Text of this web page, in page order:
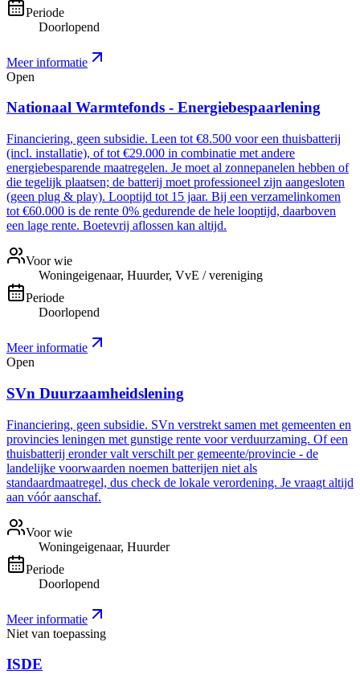
Periode
Doorlopend
Meer informatie
Open
Nationaal Warmtefonds - Energiebespaarlening
Financiering, geen subsidie. Leen tot €8.500 voor een thuisbatterij
(incl. installatie), of tot €29.000 in combinatie met andere
energiebesparende maatregelen. Je moet al zonnepanelen hebben of
die tegelijk plaatsen; de batterij moet professioneel zijn aangesloten
(geen plug & play). Looptijd tot 15 jaar. Bij een verzamelinkomen
tot €60.000 is de rente 0% gedurende de hele looptijd, daarboven
een lage rente. Boetevrij aflossen kan altijd.
Voor wie
Woningeigenaar, Huurder, VvE / vereniging
Periode
Doorlopend
Meer informatie
Open
SVn Duurzaamheidslening
Financiering, geen subsidie. SVn verstrekt samen met gemeenten en
provincies leningen met gunstige rente voor verduurzaming. Of een
thuisbatterij eronder valt verschilt per gemeente/provincie - de
landelijke voorwaarden noemen batterijen niet als
standaardmaatregel, dus check de lokale verordening. Je vraagt altijd
aan vóór aanschaf.
Voor wie
Woningeigenaar, Huurder
Periode
Doorlopend
Meer informatie
Niet van toepassing
ISDE